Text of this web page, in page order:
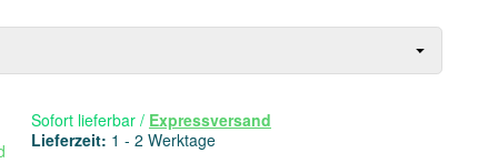
Sofort lieferbar/ Expressversand
Lieferzeit: 1 - 2 Werktage